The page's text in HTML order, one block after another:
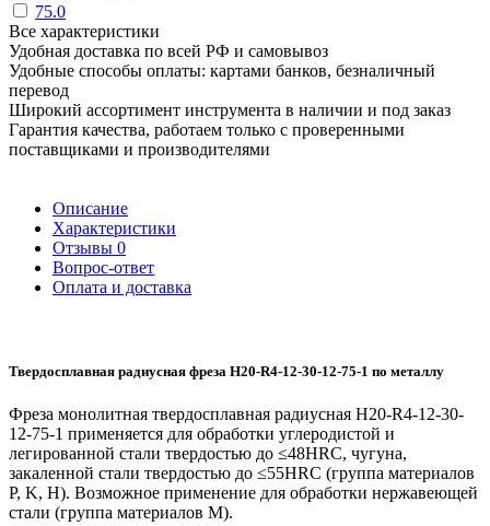
75.0
Все характеристики
Удобная доставка по всей РФ и самовывоз
Удобные способы оплаты: картами банков, безналичный
перевод
Широкий ассортимент инструмента в наличии и под заказ
Гарантия качества, работаем только с проверенными
поставщиками и производителями
Описание
Характеристики
Отзывы 0
Вопрос-ответ
Оплата и доставка
Твердосплавная радиусная фреза H20-R4-12-30-12-75-1 по металлу
Фреза монолитная твердосплавная радиусная H20-R4-12-30-
12-75-1 применяется для обработки углеродистой и
легированной стали твердостью до ≤48HRC, чугуна,
закаленной стали твердостью до ≤55HRC (группа материалов
P, K, H). Возможное применение для обработки нержавеющей
стали (группа материалов M).